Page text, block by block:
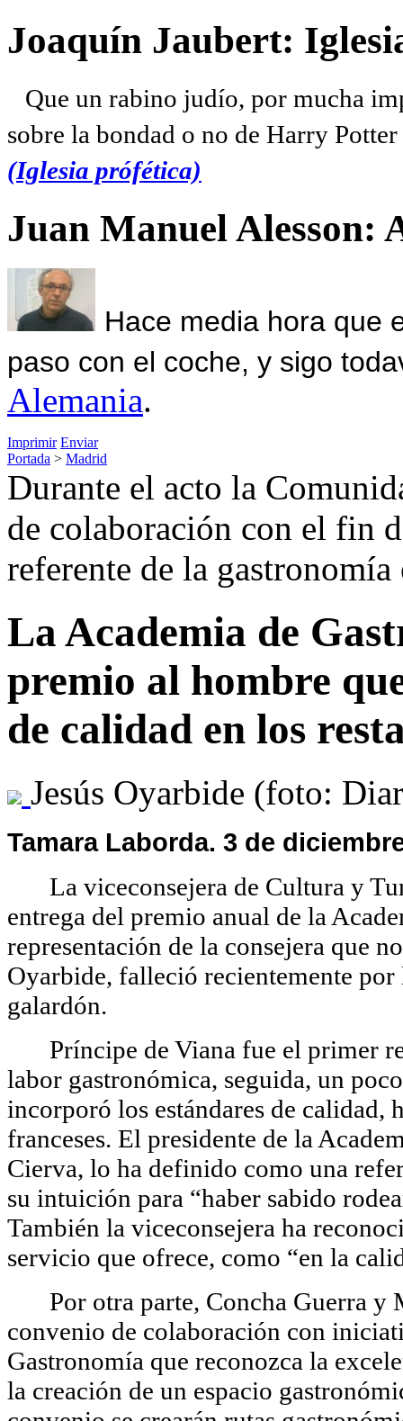
Joaquín Jaubert:
Que un rabino judío, por mucha
sobre la bondad o no de Harry
(Iglesia prófética)
Juan Manuel Alesson:
Hace media hora que
paso con el coche, y sigo
Alemania.
Imprimir Enviar
Portada > Madrid
Durante el acto la
de colaboración con el fin
referente de la gastronomía
La Academia de
premio al hombre
de calidad en los
Jesús Oyarbide (foto:
Tamara Laborda. 3 de
La viceconsejera de Cultura y
entrega del premio anual de la
representación de la consejera que
Oyarbide, falleció recientemente
galardón.
Príncipe de Viana fue el primer
labor gastronómica, seguida, un
incorporó los estándares de calidad,
franceses. El presidente de la
Cierva, lo ha definido como una
su intuición para “haber sabido
También la viceconsejera ha
servicio que ofrece, como “en la
Por otra parte, Concha Guerra
convenio de colaboración con
Gastronomía que reconozca la
la creación de un espacio